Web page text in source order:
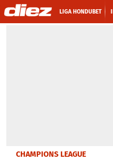
LIGA HONDUBET
CHAMPIONS LEAGUE